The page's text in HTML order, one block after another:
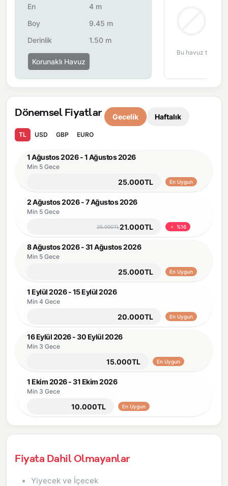
anı yaşarsınız.
Önemli Bilgiler:
dönemsel olarak altyapı çalışmaları yapılabilmektedir. Bu
çalışma nedeniyle yol çalışması, elektrik ve su kesintileri
yaşanabilmektedir.
En
4 m
Boy
9.45 m
Derinlik
1.50 m
Korunaklı Havuz
Bu havuz tipi bu
Dönemsel Fiyatlar Gecelik Haftalık
TL USD GBP EURO
1 Ağustos 2026 - 1 Ağustos 2026
Min 5 Gece
25.000TL En Uygun
2 Ağustos 2026 - 7 Ağustos 2026
Min 5 Gece
25.000TL21.000TL %16
8 Ağustos 2026 - 31 Ağustos 2026
Min 5 Gece
25.000TL En Uygun
1 Eylül 2026 - 15 Eylül 2026
Min 4 Gece
20.000TL En Uygun
16 Eylül 2026 - 30 Eylül 2026
Min 3 Gece
15.000TL En Uygun
1 Ekim 2026 - 31 Ekim 2026
Min 3 Gece
10.000TL En Uygun
Fiyata Dahil Olmayanlar
Yiyecek ve İçecek